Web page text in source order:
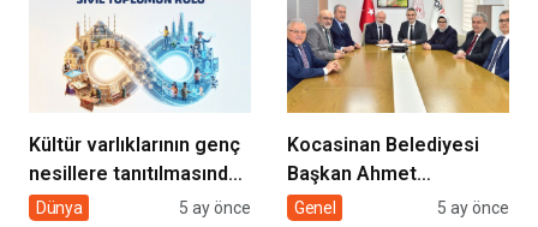
DOKUNUYORUZ”
Kültür varlıklarının genç
nesillere tanıtılmasında
sivil toplumun rolü
Dünya 5 ay önce
Kocasinan Belediyesi
Başkan Ahmet
Çolakbayrakdar ile
Genel 5 ay önce